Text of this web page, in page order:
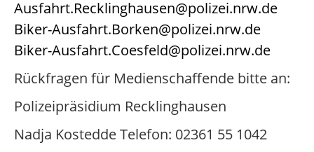
Ausfahrt.Recklinghausen@polizei.nrw.de
Biker-Ausfahrt.Borken@polizei.nrw.de
Biker-Ausfahrt.Coesfeld@polizei.nrw.de
Rückfragen für Medienschaffende bitte an:
Polizeipräsidium Recklinghausen
Nadja Kostedde Telefon: 02361 55 1042